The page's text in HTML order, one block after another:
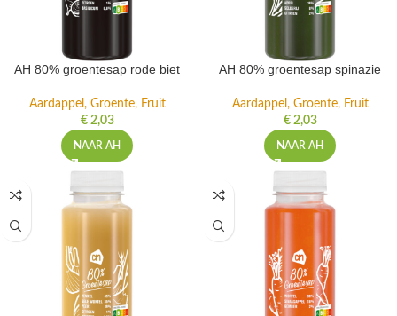
AH 80% groentesap rode biet
Aardappel, Groente, Fruit
€2,03
NAAR AH
AH 80% groentesap spinazie
Aardappel, Groente, Fruit
€2,03
NAAR AH